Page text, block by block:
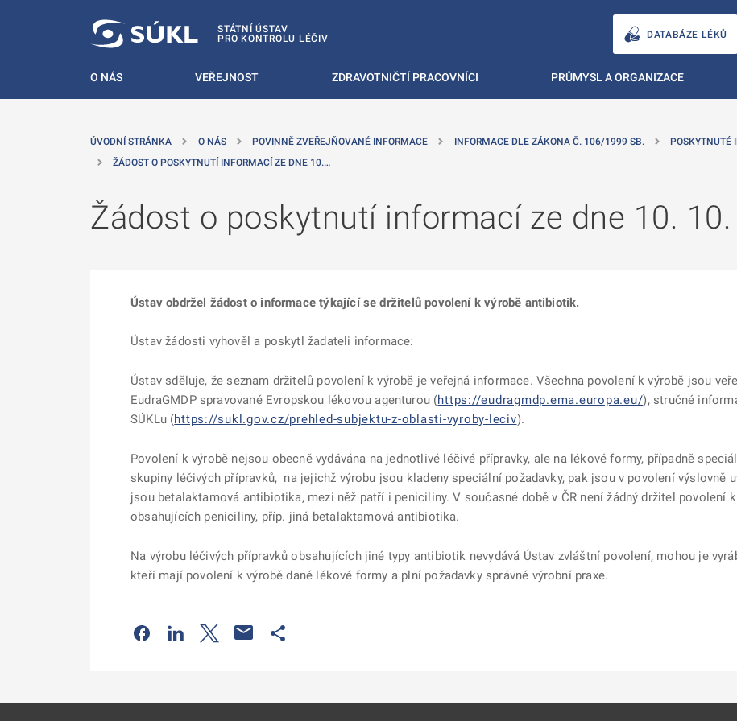
STÁTNÍ ÚSTAV
PRO KONTROLU LÉČIV
DATABÁZE LÉKŮ
O NÁS VEŘEJNOST ZDRAVOTNIČTÍ PRACOVNÍCI PRŮMYSL A ORGANIZACE
ÚVODNÍ STRÁNKA O NÁS POVINNĚ ZVEŘEJŇOVANÉ INFORMACE INFORMACE DLE ZÁKONA Č. 106/1999 SB.
POSKYTNUTÉ
ŽÁDOST O POSKYTNUTÍ INFORMACÍ ZE DNE 10.…
Žádost o poskytnutí informací ze dne 10.
Ústav obdržel žádost o informace týkající se držitelů povolení k výrobě antibiotik.
Ústav žádosti vyhověl a poskytl žadateli informace:
Ústav sděluje, že seznam držitelů povolení k výrobě je veřejná informace. Všechna povolení k výrobě jsou
EudraGMDP spravované Evropskou lékovou agenturou (https://eudragmdp.ema.europa.eu/), stručné
SÚKLu (https://sukl.gov.cz/prehled-subjektu-z-oblasti-vyroby-leciv).
Povolení k výrobě nejsou obecně vydávána na jednotlivé léčivé přípravky, ale na lékové formy, případně
skupiny léčivých přípravků, na jejichž výrobu jsou kladeny speciální požadavky, pak jsou v povolení výslovně
jsou betalaktamová antibiotika, mezi něž patří i peniciliny. V současné době v ČR není žádný držitel povolení
obsahujících peniciliny, příp. jiná betalaktamová antibiotika.
Na výrobu léčivých přípravků obsahujících jiné typy antibiotik nevydává Ústav zvláštní povolení, mohou je
kteří mají povolení k výrobě dané lékové formy a plní požadavky správné výrobní praxe.
Odkaz se otevře na nové kartě
Odkaz se otevře na nové kartě
Odkaz se otevře na nové kartě